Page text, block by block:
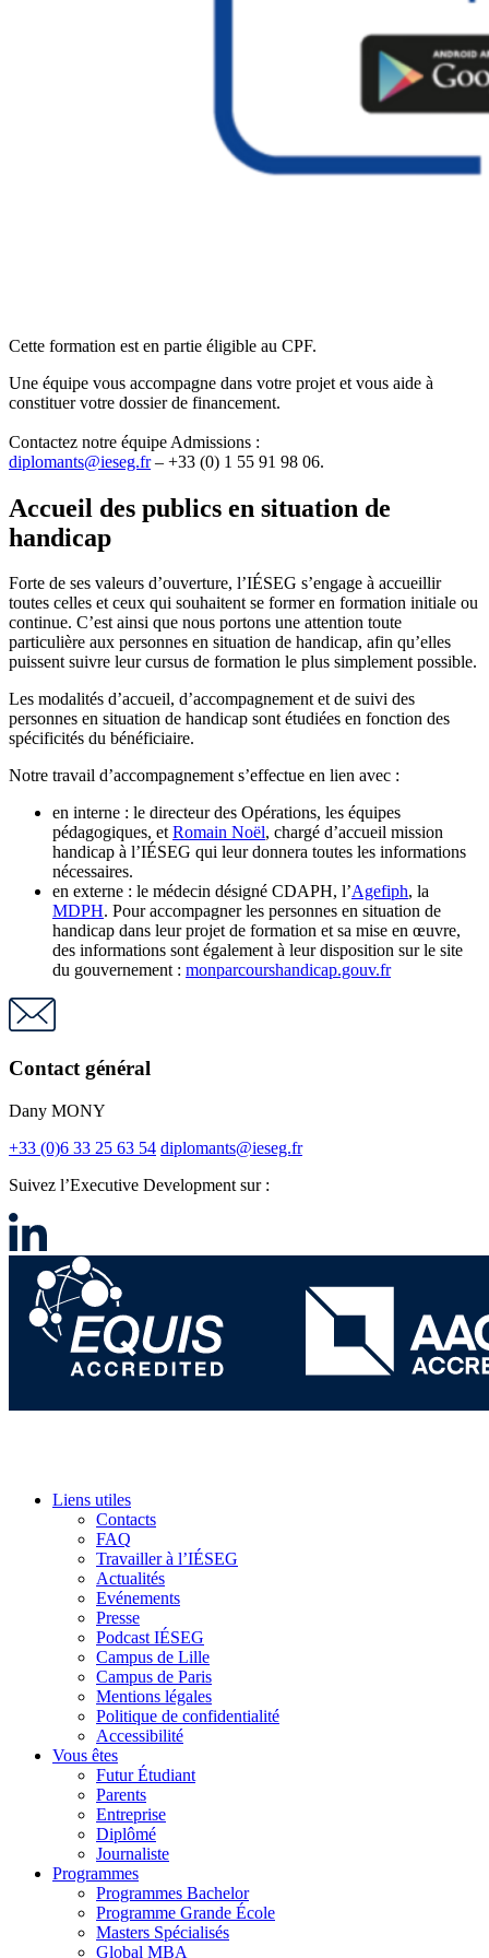
Cette formation est en partie éligible au CPF.
Une équipe vous accompagne dans votre projet et vous aide à
constituer votre dossier de financement.
Contactez notre équipe Admissions :
diplomants@ieseg.fr– +33 (0) 1 55 91 98 06.
Accueil des publics en situation de
handicap
Forte de ses valeurs d’ouverture, l’IÉSEG s’engage à accueillir
toutes celles et ceux qui souhaitent se former en formation initiale ou
continue. C’est ainsi que nous portons une attention toute
particulière aux personnes en situation de handicap, afin qu’elles
puissent suivre leur cursus de formation le plus simplement possible.
Les modalités d’accueil, d’accompagnement et de suivi des
personnes en situation de handicap sont étudiées en fonction des
spécificités du bénéficiaire.
Notre travail d’accompagnement s’effectue en lien avec :
en interne : le directeur des Opérations, les équipes
pédagogiques, etRomain Noël, chargé d’accueil mission
handicap à l’IÉSEG qui leur donnera toutes les informations
nécessaires.
en externe : le médecin désigné CDAPH, l’Agefiph, la
MDPH. Pour accompagner les personnes en situation de
handicap dans leur projet de formation et sa mise en œuvre,
des informations sont également à leur disposition sur le site
du gouvernement : monparcourshandicap.gouv.fr
Contact général
Dany MONY
+33 (0)6 33 25 63 54 diplomants@ieseg.fr
Suivez l’Executive Development sur :
Liens utiles
Contacts
FAQ
Travailler à l’IÉSEG
Actualités
Evénements
Presse
Podcast IÉSEG
Campus de Lille
Campus de Paris
Mentions légales
Politique de confidentialité
Accessibilité
Vous êtes
Futur Étudiant
Parents
Entreprise
Diplômé
Journaliste
Programmes
Programmes Bachelor
Programme Grande École
Masters Spécialisés
Global MBA